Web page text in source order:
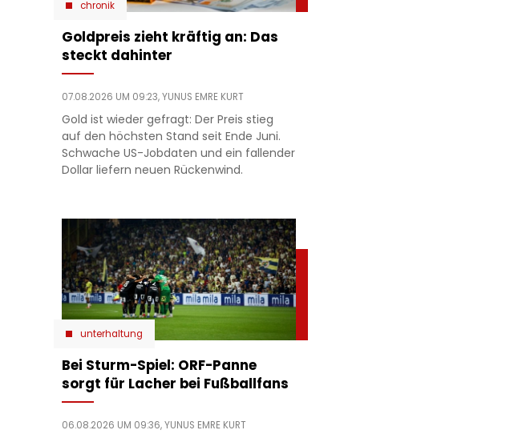
chronik
Goldpreis zieht kräftig an: Das
steckt dahinter
07.08.2026 UM 09:23,YUNUS EMRE KURT
Gold ist wieder gefragt: Der Preis stieg
auf den höchsten Stand seit Ende Juni.
Schwache US-Jobdaten und ein fallender
Dollar liefern neuen Rückenwind.
unterhaltung
Bei Sturm-Spiel: ORF-Panne
sorgt für Lacher bei Fußballfans
06.08.2026 UM 09:36,YUNUS EMRE KURT